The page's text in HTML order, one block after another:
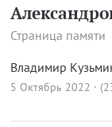
Страница памяти
Владимир
5 Октябрь 2022 ·